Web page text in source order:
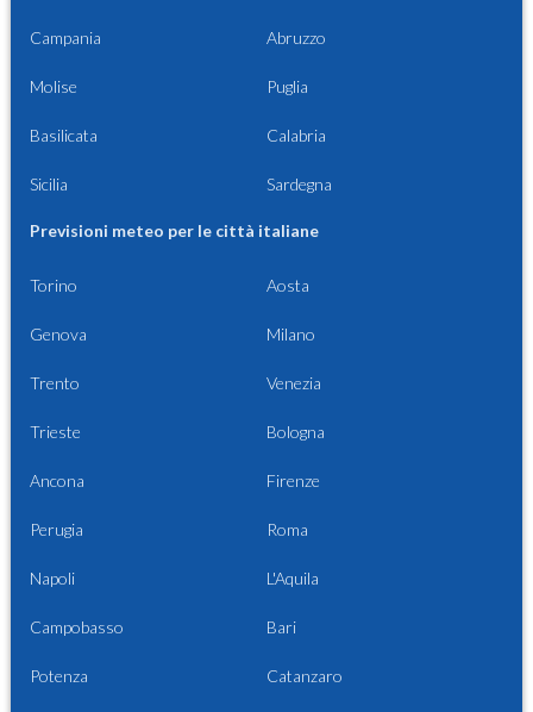
Campania Abruzzo
Molise Puglia
Basilicata Calabria
Sicilia Sardegna
Previsioni meteo per le città italiane
Torino Aosta
Genova Milano
Trento Venezia
Trieste Bologna
Ancona Firenze
Perugia Roma
Napoli L'Aquila
Campobasso Bari
Potenza Catanzaro